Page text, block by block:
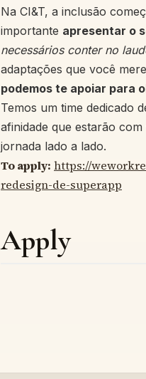
Na CI&T, a inclusão
importante apresentar o
necessários conter no
adaptações que você
podemos te apoiar para
Temos um time dedicado
afinidade que estarão
jornada lado a lado.
To apply: https://
redesign-de-superapp
Apply